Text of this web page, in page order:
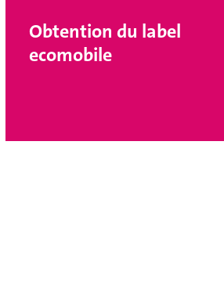
Obtention du label
ecomobile